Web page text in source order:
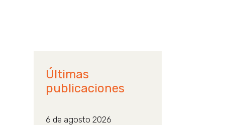
Últimas
publicaciones
6 de agosto 2026